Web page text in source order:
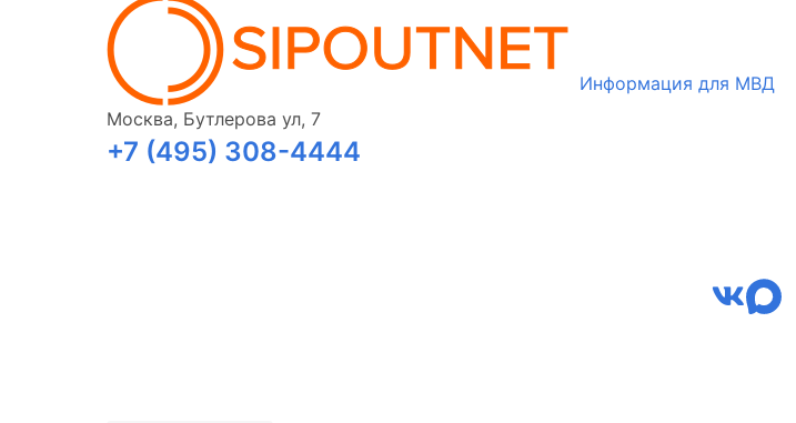
Москва, Бутлерова ул, 7
+7 (495) 308-4444
Информация для МВД